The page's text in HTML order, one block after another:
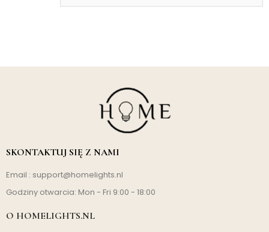
SKONTAKTUJ SIĘ Z NAMI
Email : support@homelights.nl
Godziny otwarcia: Mon - Fri 9:00 - 18:00
O HOMELIGHTS.NL